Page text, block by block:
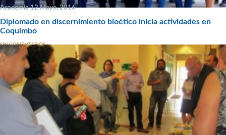
Academia 12 Mayo, 2016
Diplomado en discernimiento bioético inicia actividades en
Coquimbo
SIN COMENTARIOS